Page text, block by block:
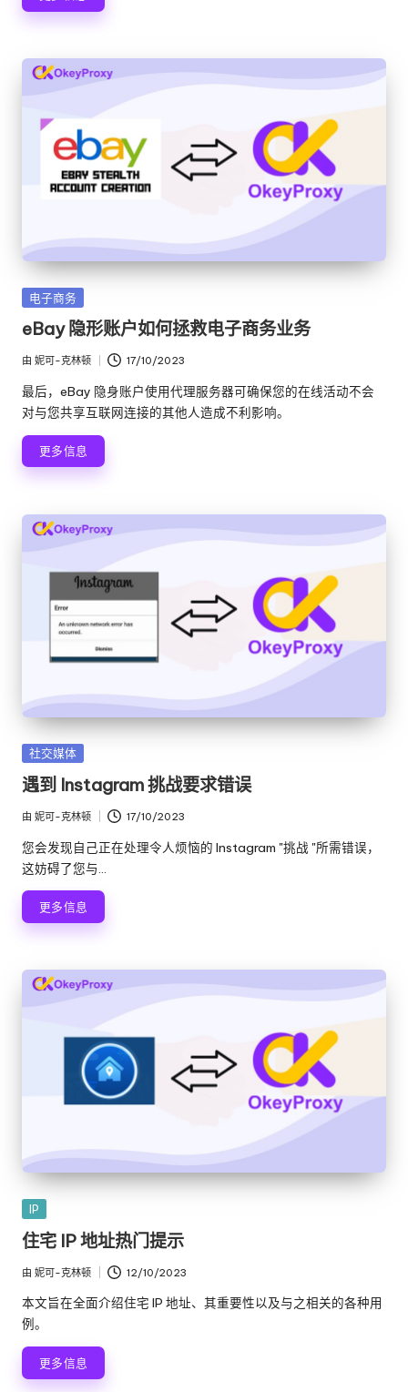
发
在
电子商务
eBay 隐形账户如何拯救电子商务业务
发
布
者
由 妮可-克林顿 17/10/2023
最后，eBay 隐身账户使用代理服务器可确保您的在线活动不会
对与您共享互联网连接的其他人造成不利影响。
更多信息
发
布
在
社交媒体
遇到 Instagram 挑战要求错误
发
布
者
由 妮可-克林顿 17/10/2023
您会发现自己正在处理令人烦恼的 Instagram "挑战 "所需错误，
这妨碍了您与...
更多信息
发
布
在
IP
住宅 IP 地址热门提示
发
布
者
由 妮可-克林顿 12/10/2023
本文旨在全面介绍住宅 IP 地址、其重要性以及与之相关的各种用
例。
更多信息